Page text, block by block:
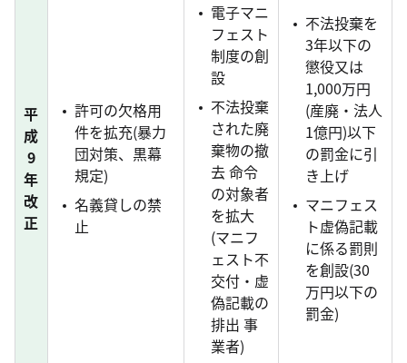
平
成
9
年
改
正
許可の欠格用
件を拡充(暴力
団対策、黒幕
規定)
名義貸しの禁
止
電子マニ
フェスト
制度の創
設
不法投棄
された廃
棄物の撤
去 命令
の対象者
を拡大
(マニフ
ェスト不
交付・虚
偽記載の
排出 事
業者)
不法投棄を
3年以下の
懲役又は
1,000万円
(産廃・法人
1億円)以下
の罰金に引
き上げ
マニフェス
ト虚偽記載
に係る罰則
を創設(30
万円以下の
罰金)